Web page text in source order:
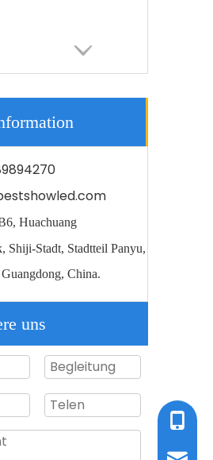
Tragbare Solar -Home -System -Licht -Projekt Solarbeleuchtung
Huachuang
Shiji-Stadt, Stadtteil Panyu,
China.
uns
Tel /